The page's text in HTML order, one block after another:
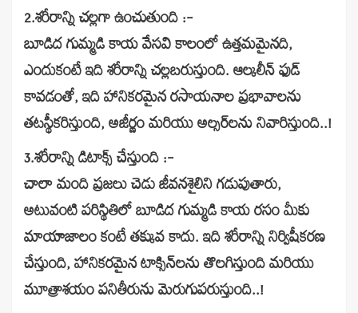
2.శరీరాన్ని చల్లగా ఉంచుతుంది :-
బూడిద గుమ్మడి కాయ వేసవి కాలంలో ఉత్తమమైనది,
ఎందుకంటే ఇది శరీరాన్ని చల్లబరుస్తుంది. ఆల్కలీన్ ఫుడ్
కావడంతో, ఇది హానికరమైన రసాయనాల ప్రభావాలను
తటస్థీకరిస్తుంది, అజీర్ణం మరియు అల్సర్‌లను నివారిస్తుంది..!
3.శరీరాన్ని డిటాక్స్ చేస్తుంది :-
చాలా మంది ప్రజలు చెడు జీవనశైలిని గడుపుతారు,
అటువంటి పరిస్థితిలో బూడిద గుమ్మడి కాయ రసం మీకు
మాయాజాలం కంటే తక్కువ కాదు. ఇది శరీరాన్ని నిర్విషీకరణ
చేస్తుంది, హానికరమైన టాక్సిన్‌లను తొలగిస్తుంది మరియు
మూత్రాశయం పనితీరును మెరుగుపరుస్తుంది..!